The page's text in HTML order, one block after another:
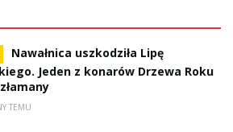
Nawałnica uszkodziła Lipę
Jeden z konarów Drzewa Roku
TEMU